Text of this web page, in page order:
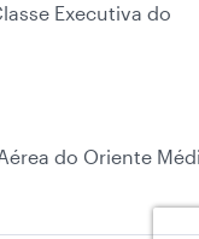
Executiva do
do Oriente